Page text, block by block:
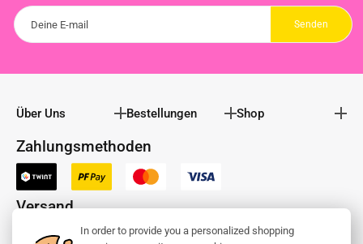
Über Uns Bestellungen Shop
Zahlungsmethoden
Versand
In order to provide you a personalized shopping